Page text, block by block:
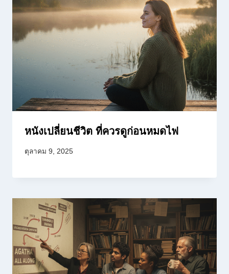
หนังเปลี่ยนชีวิต ที่ควรดูก่อนหมดไฟ
ตุลาคม 9, 2025